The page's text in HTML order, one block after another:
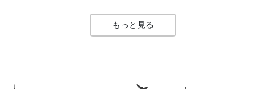
もっと見る